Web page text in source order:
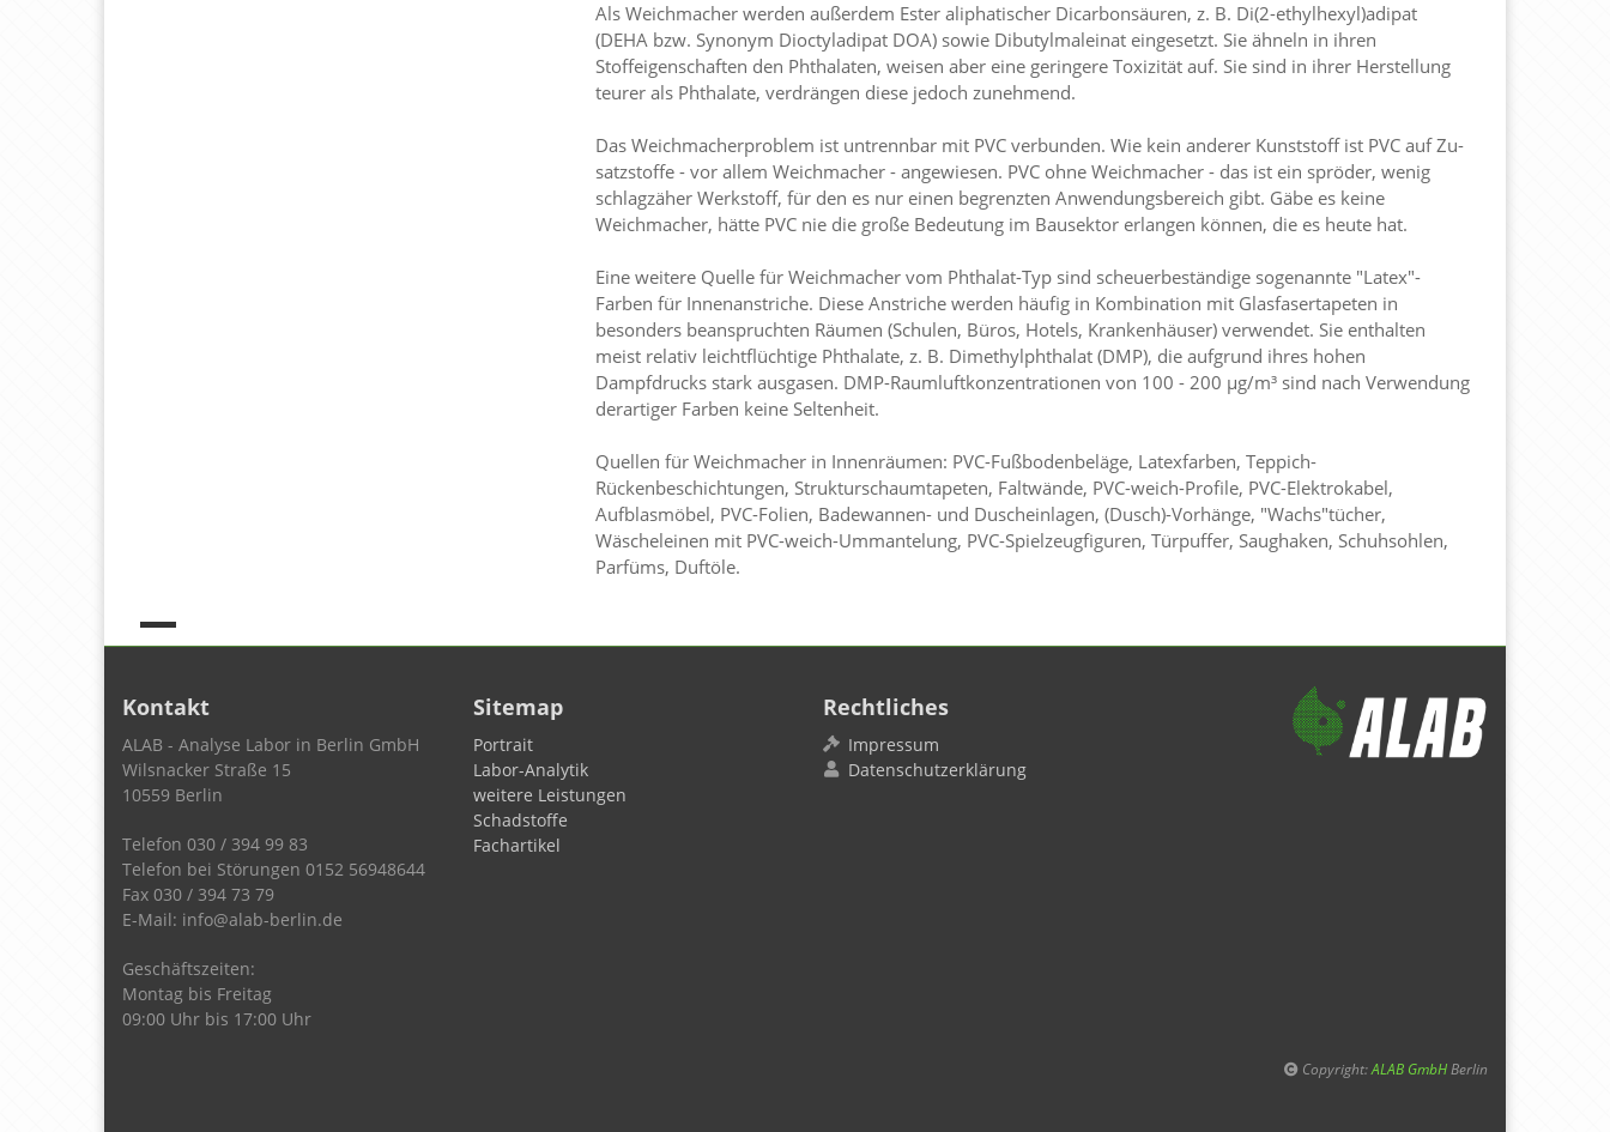
Als Weichmacher werden außerdem Ester aliphatischer Dicarbonsäuren, z. B. Di(2-ethylhexyl)adipat
(DEHA bzw. Synonym Dioctyladipat DOA) sowie Dibutylmaleinat eingesetzt. Sie ähneln in ihren
Stoffeigenschaften den Phthalaten, weisen aber eine geringere Toxizität auf. Sie sind in ihrer Herstellung
teurer als Phthalate, verdrängen diese jedoch zunehmend.
Das Weichmacherproblem ist untrennbar mit PVC verbunden. Wie kein anderer Kunststoff ist PVC auf Zu-
satzstoffe - vor allem Weichmacher - angewiesen. PVC ohne Weichmacher - das ist ein spröder, wenig
schlagzäher Werkstoff, für den es nur einen begrenzten Anwendungsbereich gibt. Gäbe es keine
Weichmacher, hätte PVC nie die große Bedeutung im Bausektor erlangen können, die es heute hat.
Eine weitere Quelle für Weichmacher vom Phthalat-Typ sind scheuerbeständige sogenannte "Latex"-
Farben für Innenanstriche. Diese Anstriche werden häufig in Kombination mit Glasfasertapeten in
besonders beanspruchten Räumen (Schulen, Büros, Hotels, Krankenhäuser) verwendet. Sie enthalten
meist relativ leichtflüchtige Phthalate, z. B. Dimethylphthalat (DMP), die aufgrund ihres hohen
Dampfdrucks stark ausgasen. DMP-Raumluftkonzentrationen von 100 - 200 µg/m³ sind nach Verwendung
derartiger Farben keine Seltenheit.
Quellen für Weichmacher in Innenräumen: PVC-Fußbodenbeläge, Latexfarben, Teppich-
Rückenbeschichtungen, Strukturschaumtapeten, Faltwände, PVC-weich-Profile, PVC-Elektrokabel,
Aufblasmöbel, PVC-Folien, Badewannen- und Duscheinlagen, (Dusch)-Vorhänge, "Wachs"tücher,
Wäscheleinen mit PVC-weich-Ummantelung, PVC-Spielzeugfiguren, Türpuffer, Saughaken, Schuhsohlen,
Parfüms, Duftöle.
Kontakt
ALAB - Analyse Labor in Berlin GmbH
Wilsnacker Straße 15
10559 Berlin
Telefon 030 / 394 99 83
Telefon bei Störungen 0152 56948644
Fax 030 / 394 73 79
E-Mail: info@alab-berlin.de
Geschäftszeiten:
Montag bis Freitag
09:00 Uhr bis 17:00 Uhr
Sitemap
Portrait
Labor-Analytik
weitere Leistungen
Schadstoffe
Fachartikel
Rechtliches
Impressum
Datenschutzerklärung
Copyright:ALAB GmbH Berlin